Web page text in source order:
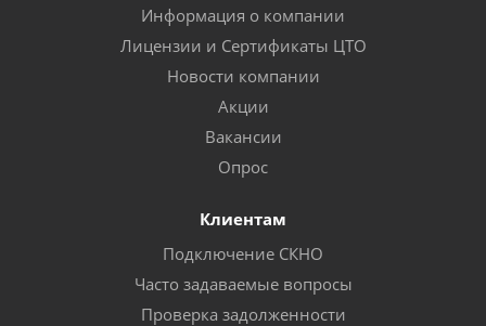
Информация о компании
Лицензии и Сертификаты ЦТО
Новости компании
Акции
Вакансии
Опрос
Клиентам
Подключение СКНО
Часто задаваемые вопросы
Проверка задолженности